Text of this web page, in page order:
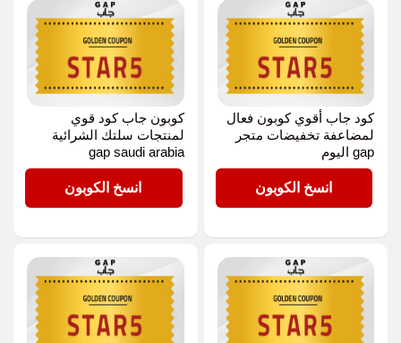
كود جاب أقوي كوبون فعال
لمضاعفة تخفيضات متجر
gap اليوم
STAR5انسخ الكوبون
كوبون جاب كود قوي
لمنتجات سلتك الشرائية
gap saudi arabia
STAR5انسخ الكوبون